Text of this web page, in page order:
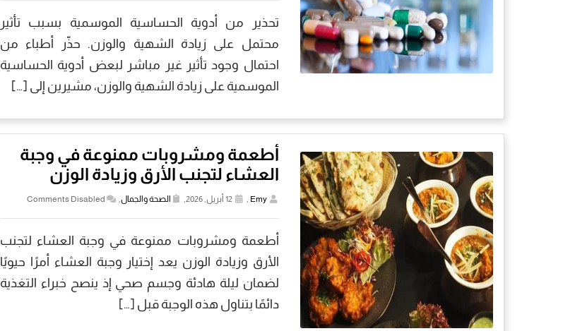
تحذير من أدوية الحساسية الموسمية بسبب تأثير
محتمل على زيادة الشهية والوزن. حذّر أطباء من
احتمال وجود تأثير غير مباشر لبعض أدوية الحساسية
الموسمية على زيادة الشهية والوزن، مشيرين إلى […]
أطعمة ومشروبات ممنوعة في وجبة
العشاء لتجنب الأرق وزيادة الوزن
Emy
, 12 أبريل, 2026, الصحة والجمال,
Comments Disabled
أطعمة ومشروبات ممنوعة في وجبة العشاء لتجنب
الأرق وزيادة الوزن يعد إختيار وجبة العشاء أمرًا حيويًا
لضمان ليلة هادئة وجسم صحي إذ ينصح خبراء التغذية
دائمًا بتناول هذه الوجبة قبل […]